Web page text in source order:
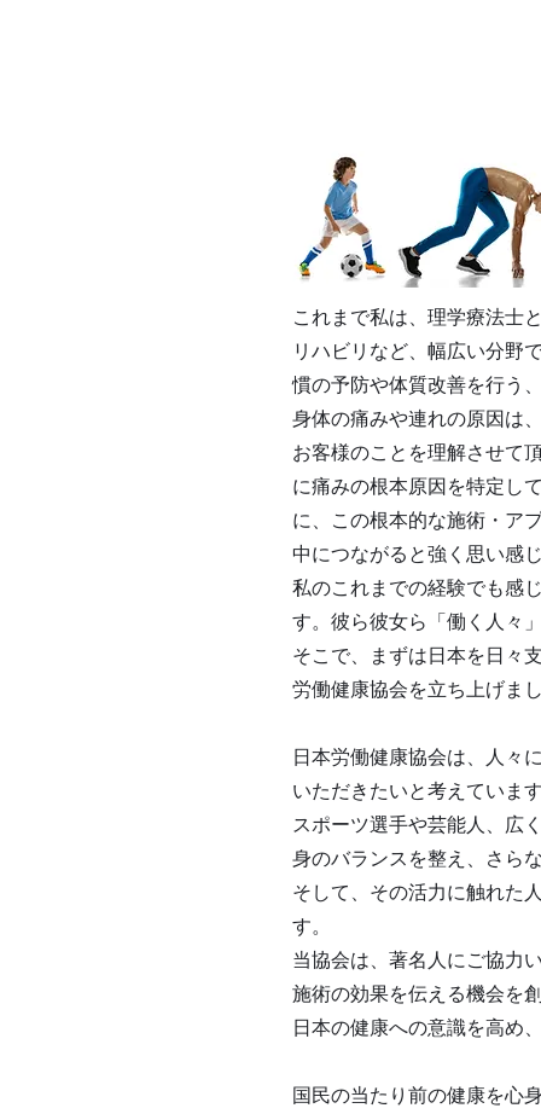
これまで私は、理学療法士
リハビリなど、幅広い分野
慣の予防や体質改善を行う
身体の痛みや連れの原因は
お客様のことを理解させて
に痛みの根本原因を特定し
に、この根本的な施術・ア
中につながると強く思い感
私のこれまでの経験でも感
す。彼ら彼女ら「働く人々
そこで、まずは日本を日々
労働健康協会を立ち上げま
日本労働健康協会は、人々
いただきたいと考えていま
スポーツ選手や芸能人、広
身のバランスを整え、さら
そして、その活力に触れた
す。
当協会は、著名人にご協力
施術の効果を伝える機会を
日本の健康への意識を高め
国民の当たり前の健康を心